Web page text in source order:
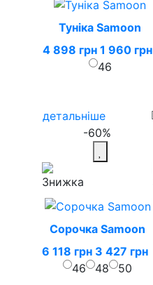
Туніка Samoon
4 898 грн 1 960 грн
46
детальніше
-60%
Сорочка Samoon
6 118 грн 3 427 грн
46
48 50